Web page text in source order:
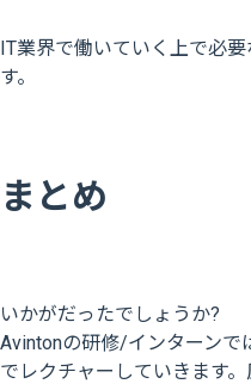
IT業界で働いていく上で必
す。
まとめ
いかがだったでしょうか?
Avintonの研修/インターンで
でレクチャーしていきます